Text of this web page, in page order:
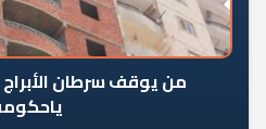
من يوقف سرطان